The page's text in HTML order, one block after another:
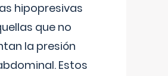
hipopresivas
que no
la presión
Estos